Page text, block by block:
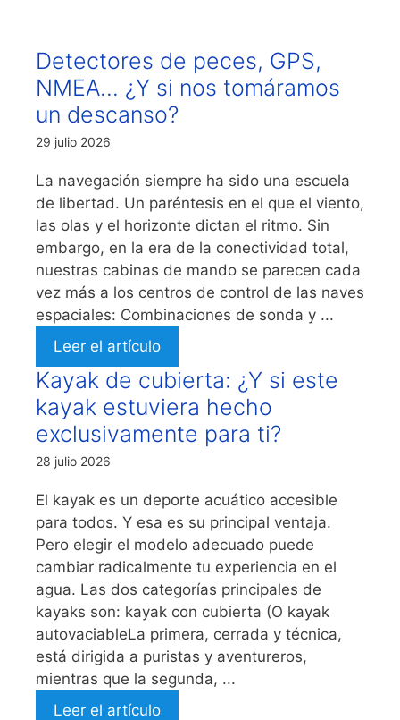
Detectores de peces, GPS,
NMEA… ¿Y si nos tomáramos
un descanso?
29 julio 2026
La navegación siempre ha sido una escuela
de libertad. Un paréntesis en el que el viento,
las olas y el horizonte dictan el ritmo. Sin
embargo, en la era de la conectividad total,
nuestras cabinas de mando se parecen cada
vez más a los centros de control de las naves
espaciales: Combinaciones de sonda y ...
Leer el artículo
Kayak de cubierta: ¿Y si este
kayak estuviera hecho
exclusivamente para ti?
28 julio 2026
El kayak es un deporte acuático accesible
para todos. Y esa es su principal ventaja.
Pero elegir el modelo adecuado puede
cambiar radicalmente tu experiencia en el
agua. Las dos categorías principales de
kayaks son: kayak con cubierta (O kayak
autovaciableLa primera, cerrada y técnica,
está dirigida a puristas y aventureros,
mientras que la segunda, ...
Leer el artículo